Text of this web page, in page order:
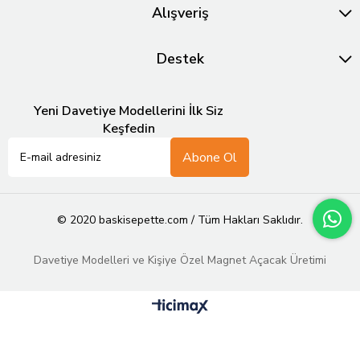
Alışveriş
Destek
Yeni Davetiye Modellerini İlk Siz
Keşfedin
Abone Ol
© 2020 baskisepette.com / Tüm Hakları Saklıdır.
Davetiye Modelleri ve Kişiye Özel Magnet Açacak Üretimi